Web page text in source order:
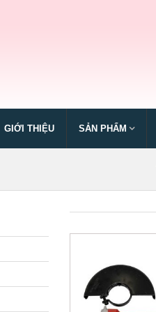
GIỚI THIỆU SẢN PHẨM